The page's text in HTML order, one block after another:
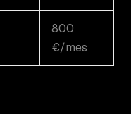
800
€/mes